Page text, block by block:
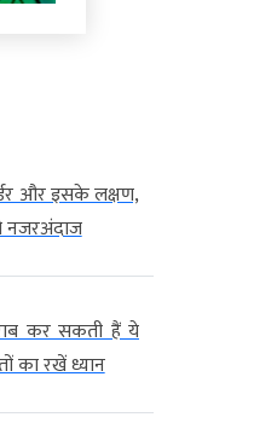
और इसके लक्षण,
कर सकती हैं ये
का रखें ध्यान